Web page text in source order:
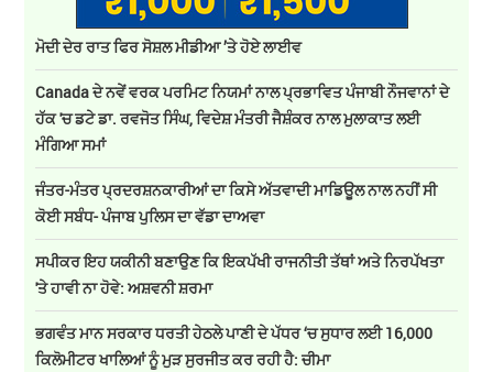
ਮੋਦੀ ਦੇਰ ਰਾਤ ਫਿਰ ਸੋਸ਼ਲ ਮੀਡੀਆ ’ਤੇ ਹੋਏ ਲਾਈਵ
Canada ਦੇ ਨਵੇਂ ਵਰਕ ਪਰਮਿਟ ਨਿਯਮਾਂ ਨਾਲ ਪ੍ਰਭਾਵਿਤ ਪੰਜਾਬੀ ਨੌਜਵਾਨਾਂ ਦੇ
ਹੱਕ 'ਚ ਡਟੇ ਡਾ. ਰਵਜੋਤ ਸਿੰਘ, ਵਿਦੇਸ਼ ਮੰਤਰੀ ਜੈਸ਼ੰਕਰ ਨਾਲ ਮੁਲਾਕਾਤ ਲਈ
ਮੰਗਿਆ ਸਮਾਂ
ਜੰਤਰ-ਮੰਤਰ ਪ੍ਰਦਰਸ਼ਨਕਾਰੀਆਂ ਦਾ ਕਿਸੇ ਅੱਤਵਾਦੀ ਮਾਡਿਊਲ ਨਾਲ ਨਹੀਂ ਸੀ
ਕੋਈ ਸਬੰਧ- ਪੰਜਾਬ ਪੁਲਿਸ ਦਾ ਵੱਡਾ ਦਾਅਵਾ
ਸਪੀਕਰ ਇਹ ਯਕੀਨੀ ਬਣਾਉਣ ਕਿ ਇਕਪੱਖੀ ਰਾਜਨੀਤੀ ਤੱਥਾਂ ਅਤੇ ਨਿਰਪੱਖਤਾ
'ਤੇ ਹਾਵੀ ਨਾ ਹੋਵੇ: ਅਸ਼ਵਨੀ ਸ਼ਰਮਾ
ਭਗਵੰਤ ਮਾਨ ਸਰਕਾਰ ਧਰਤੀ ਹੇਠਲੇ ਪਾਣੀ ਦੇ ਪੱਧਰ ‘ਚ ਸੁਧਾਰ ਲਈ 16,000
ਕਿਲੋਮੀਟਰ ਖਾਲਿਆਂ ਨੂੰ ਮੁੜ ਸੁਰਜੀਤ ਕਰ ਰਹੀ ਹੈ: ਚੀਮਾ